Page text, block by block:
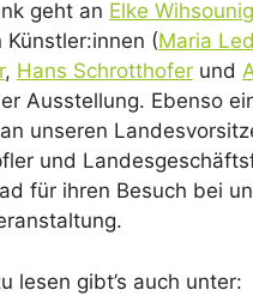
geht an Elke Wihsounig
(Maria
, Hans Schrotthofer und
Ausstellung. Ebenso
unseren
und
für ihren Besuch bei
lesen gibt’s auch unter: